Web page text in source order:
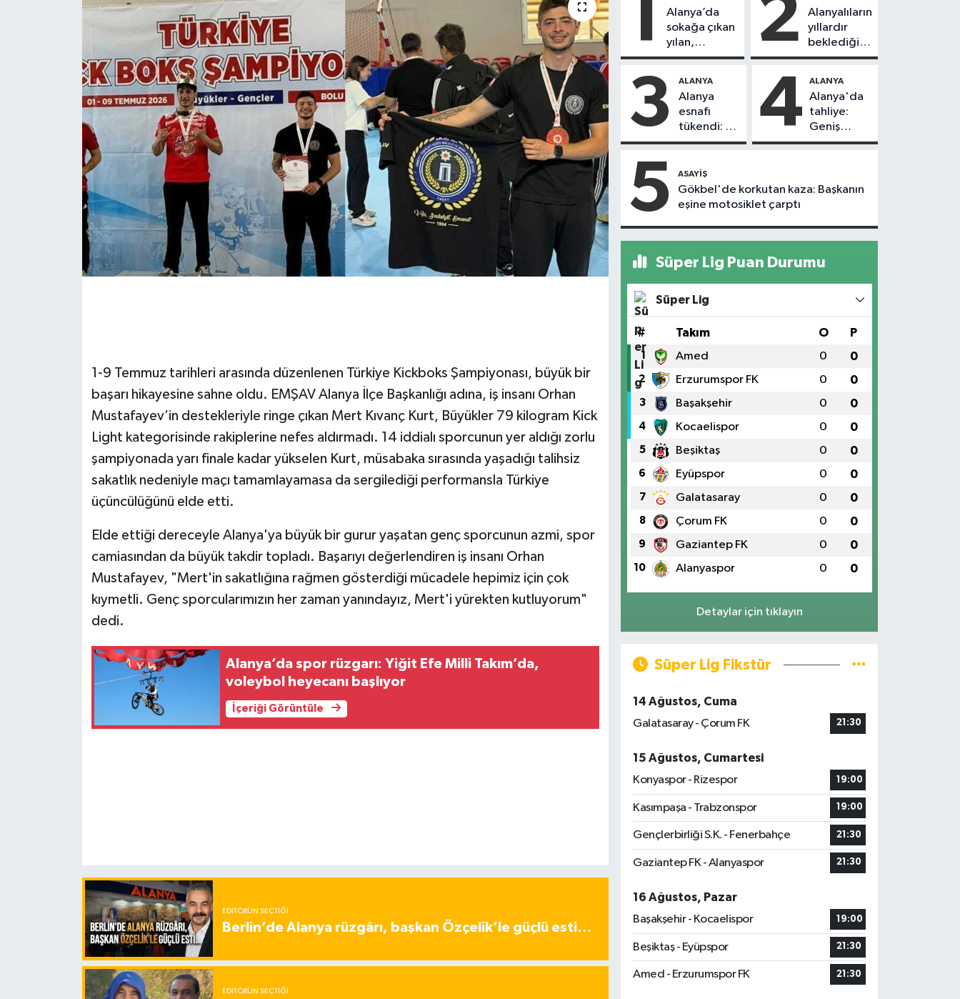
1-9 Temmuz tarihleri arasında düzenlenen Türkiye Kickboks Şampiyonası, büyük bir
başarı hikayesine sahne oldu. EMŞAV Alanya İlçe Başkanlığı adına, iş insanı Orhan
Mustafayev’in destekleriyle ringe çıkan Mert Kıvanç Kurt, Büyükler 79 kilogram Kick
Light kategorisinde rakiplerine nefes aldırmadı. 14 iddialı sporcunun yer aldığı zorlu
şampiyonada yarı finale kadar yükselen Kurt, müsabaka sırasında yaşadığı talihsiz
sakatlık nedeniyle maçı tamamlayamasa da sergilediği performansla Türkiye
üçüncülüğünü elde etti.
Elde ettiği dereceyle Alanya'ya büyük bir gurur yaşatan genç sporcunun azmi, spor
camiasından da büyük takdir topladı. Başarıyı değerlendiren iş insanı Orhan
Mustafayev, "Mert'in sakatlığına rağmen gösterdiği mücadele hepimiz için çok
kıymetli. Genç sporcularımızın her zaman yanındayız, Mert'i yürekten kutluyorum"
dedi.
Alanya’da spor rüzgarı: Yiğit Efe Milli Takım’da,
voleybol heyecanı başlıyor
İçeriği Görüntüle
EDITÖRÜN SEÇTIĞI
Berlin’de Alanya rüzgârı, başkan Özçelik’le güçlü esti…
EDITÖRÜN SEÇTIĞI
1
Alanya’da
sokağa çıkan
yılan,
vatandaşı
2
Alanyalıların
yıllardır
beklediği
yol askıdan
3 ALANYA
Alanya
esnafı
tükendi: 1
ayda 150
kapandı
4 ALANYA
Alanya'da
tahliye:
Geniş
güvenlik
5 ASAYIŞ
Gökbel'de korkutan kaza: Başkanın
eşine motosiklet çarptı
Süper Lig Puan Durumu
Süper Lig
# Takım O P
1 Amed 0 0
2 Erzurumspor FK 0 0
3 Başakşehir 0 0
4 Kocaelispor 0 0
5 Beşiktaş 0 0
6 Eyüpspor 0 0
7 Galatasaray 0 0
8 Çorum FK 0 0
9 Gaziantep FK 0 0
10 Alanyaspor 0 0
Detaylar için tıklayın
Süper Lig Fikstür
14 Ağustos, Cuma
Galatasaray - Çorum FK
21:30
15 Ağustos, Cumartesi
Konyaspor - Rizespor
19:00
Kasımpaşa - Trabzonspor 19:00
Gençlerbirliği S.K. - Fenerbahçe 21:30
Gaziantep FK - Alanyaspor 21:30
16 Ağustos, Pazar
Başakşehir - Kocaelispor
19:00
Beşiktaş - Eyüpspor 21:30
Amed - Erzurumspor FK 21:30